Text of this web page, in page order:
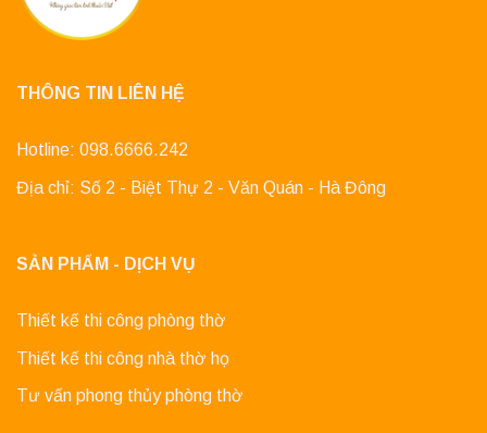
THÔNG TIN LIÊN HỆ
Hotline: 098.6666.242
Địa chỉ: Số 2 - Biệt Thự 2 - Văn Quán - Hà Đông
SẢN PHẨM - DỊCH VỤ
Thiết kế thi công phòng thờ
Thiết kế thi công nhà thờ họ
Tư vấn phong thủy phòng thờ